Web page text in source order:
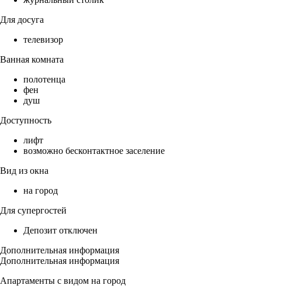
Для досуга
телевизор
Ванная комната
полотенца
фен
душ
Доступность
лифт
возможно бесконтактное заселение
Вид из окна
на город
Для супергостей
Депозит отключен
Дополнительная информация
Дополнительная информация
Апартаменты с видом на город